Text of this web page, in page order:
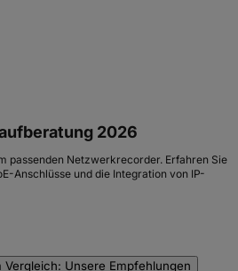
2026
passenden Netzwerkrecorder. Erfahren Sie
Anschlüsse und die Integration von IP-
Unsere Empfehlungen